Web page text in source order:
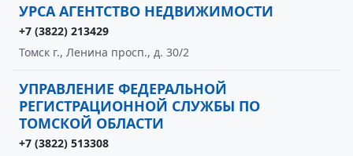
УРСА АГЕНТСТВО НЕДВИЖИМОСТИ
+7 (3822) 213429
Томск г., Ленина просп., д. 30/2
УПРАВЛЕНИЕ ФЕДЕРАЛЬНОЙ
РЕГИСТРАЦИОННОЙ СЛУЖБЫ ПО
ТОМСКОЙ ОБЛАСТИ
+7 (3822) 513308